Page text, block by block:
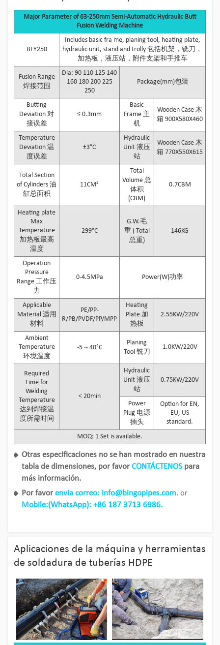
Major Parameter of 63-250mm Semi-Automatic Hydraulic Butt
Fusion Welding Machine
BFY250
Includes basic fra me, planing tool, heating plate,
hydraulic unit, stand and trolly 包括机架，铣刀，
加热板，液压站，附件支架和手推车
Fusion Range
焊接范围
Dia: 90 110 125 140
160 180 200 225
250
Package(mm)包装
Butting
Deviation 对
接误差
≤ 0.3mm
Basic
Frame 主
机
Wooden Case 木
箱 900X580X460
Temperature
Deviation 温
度误差
±3°C
Hydraulic
Unit 液压
站
Wooden Case 木
箱 770X550X615
Total Section
of Cylinders 油
缸总面积
11CM²
Total
Volume 总
体积
(CBM)
0.7CBM
Heating plate
Max
Temperature
加热板最高
温度
299°C
G.W.毛
重 ( Total
总重)
146KG
Operation
Pressure
Range 工作压
力
0-4.5MPa Power(W)功率
Applicable
Material 适用
材料
PE/PP-
R/PB/PVDF/PP/MPP
Heating
Plate 加
热板
2.55KW/220V
Ambient
Temperature
环境温度
-5～40°C
Planing
Tool 铣刀
1.0KW/220V
Required
Time for
Welding
Temperature
达到焊接温
度所需时间
< 20min
Hydraulic
Unit 液压
站
0.75KW/220V
Power
Plug 电源
插头
Option for EN,
EU, US
standard.
MOQ: 1 Set is available.
Otras especificaciones no se han mostrado en nuestra
tabla de dimensiones, por favorCONTÁCTENOS para
más información.
Por favorenvia correo: info@bingopipes.com. or
Mobile:(WhatsApp): +86 187 3713 6986.
Aplicaciones de la máquina y herramientas
de soldadura de tuberías HDPE